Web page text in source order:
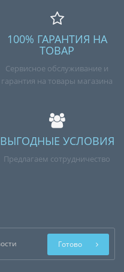
100% ГАРАНТИЯ НА
ТОВАР
Сервисное обслуживание и
гарантия на товары магазина
ВЫГОДНЫЕ УСЛОВИЯ
Предлагаем сотрудничество
Готово